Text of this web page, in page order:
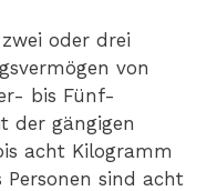
oder drei
von
bis Fünf-
der gängigen
acht Kilogramm
Personen sind acht